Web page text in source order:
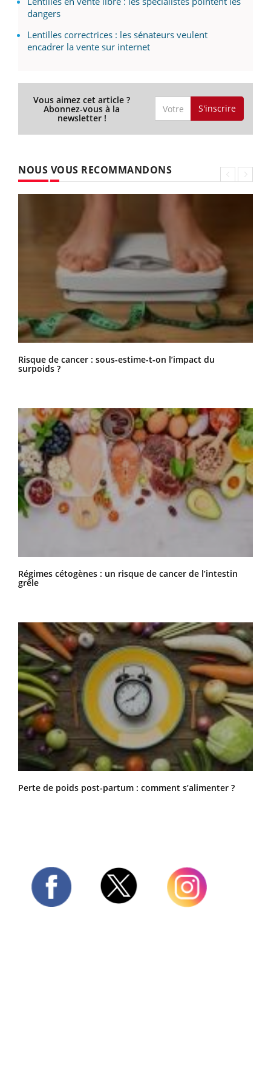
dangers
Lentilles correctrices : les sénateurs veulent
encadrer la vente sur internet
Vous aimez cet article ?
Abonnez-vous à la
newsletter !
S'inscrire
NOUS VOUS RECOMMANDONS
Risque de cancer : sous-estime-t-on l’impact du
surpoids ?
Régimes cétogènes : un risque de cancer de l’intestin
grêle
Perte de poids post-partum : comment s’alimenter ?